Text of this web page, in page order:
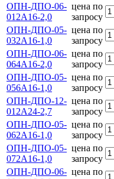
ОПН-ДПО-06-
012А16-2,0
цена по
запросу
ОПН-ДПО-05-
032А16-1,0
цена по
запросу
ОПН-ДПО-06-
064А16-2,0
цена по
запросу
ОПН-ДПО-05-
056А16-1,0
цена по
запросу
ОПН-ДПО-12-
012А24-2,7
цена по
запросу
ОПН-ДПО-05-
062А16-1,0
цена по
запросу
ОПН-ДПО-05-
072А16-1,0
цена по
запросу
ОПН-ДПО-06- цена по